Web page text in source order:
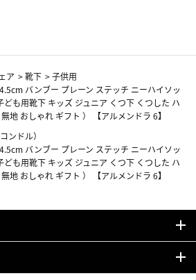
ア >靴下 >子供用
バンブー プレーン ステッチ ニーハイソッ
も用靴下 キッズ ジュニア くつ下 くつした ハ
地 おしゃれ ギフト ） 【アルメンドラ 6】
ンドル）
バンブー プレーン ステッチ ニーハイソッ
も用靴下 キッズ ジュニア くつ下 くつした ハ
地 おしゃれ ギフト ） 【アルメンドラ 6】